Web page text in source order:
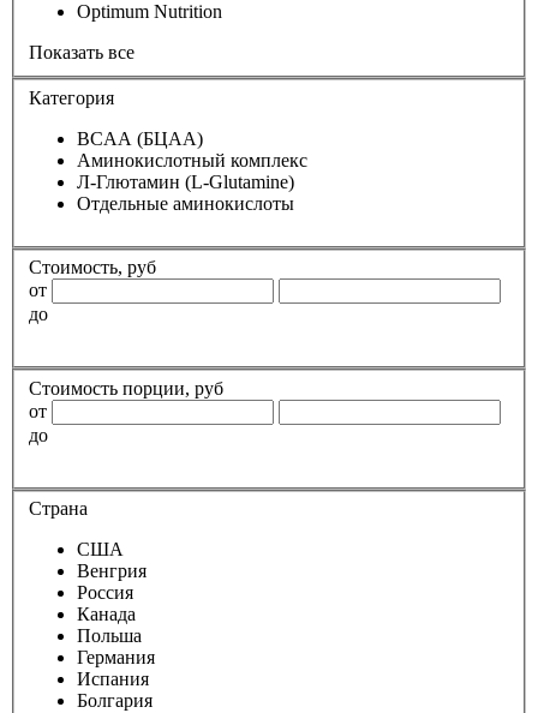
Optimum Nutrition
Показать все
Категория
BCAA (БЦАА)
Аминокислотный комплекс
Л-Глютамин (L-Glutamine)
Отдельные аминокислоты
Стоимость, руб
от
до
Стоимость порции, руб
от
до
Страна
США
Венгрия
Россия
Канада
Польша
Германия
Испания
Болгария